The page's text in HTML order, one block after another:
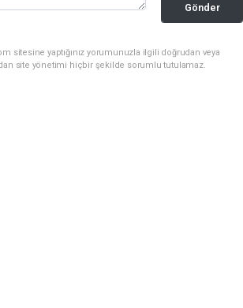
Gönder
sitesine yaptığınız yorumunuzla ilgili doğrudan veya
site yönetimi hiçbir şekilde sorumlu tutulamaz.